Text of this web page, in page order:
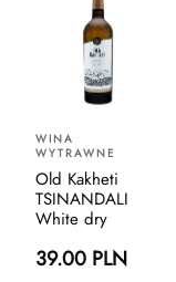
WINA
WYTRAWNE
Old Kakheti
TSINANDALI
White dry
39.00 PLN